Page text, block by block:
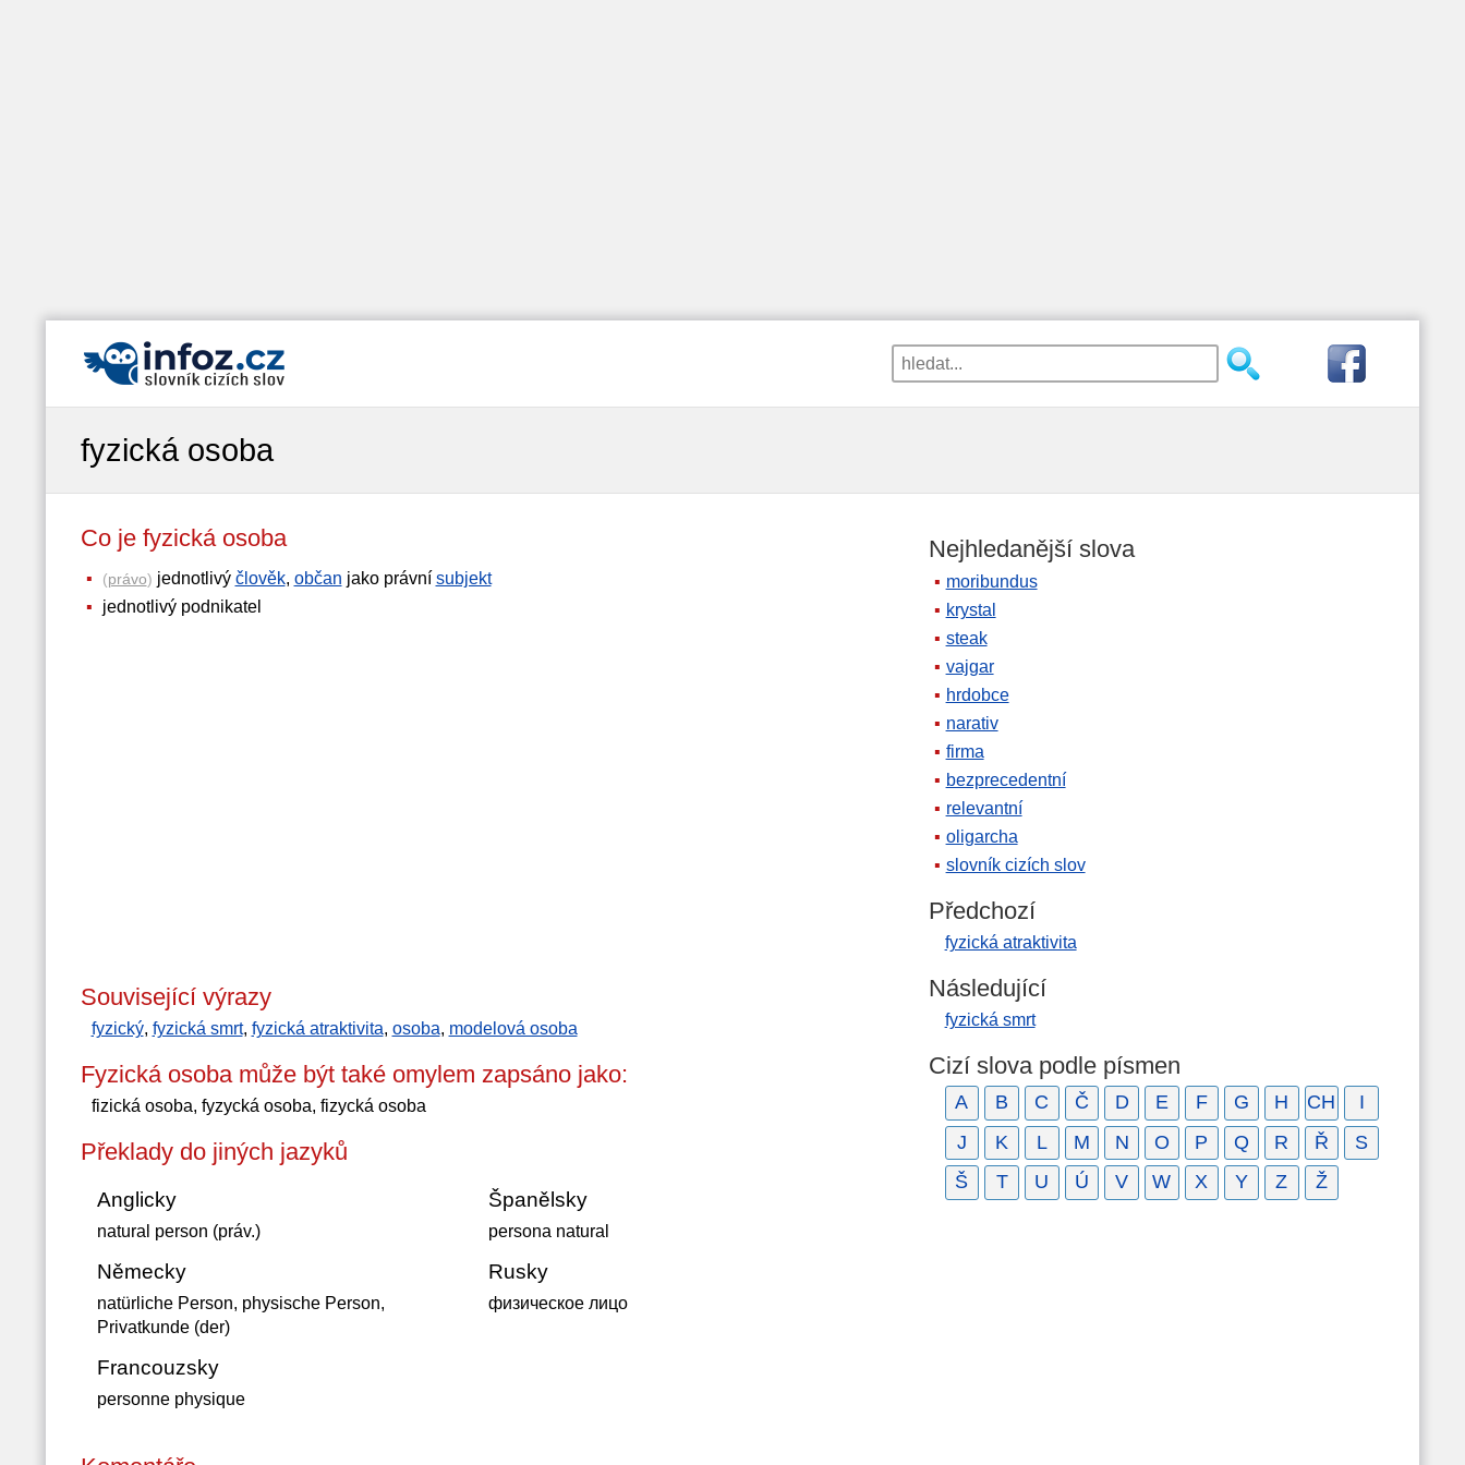
fyzická osoba
Co je fyzická osoba
(právo) jednotlivý člověk, občan jako právní subjekt
jednotlivý podnikatel
Související výrazy
fyzický, fyzická smrt, fyzická atraktivita, osoba, modelová osoba
Fyzická osoba může být také omylem zapsáno jako:
fizická osoba, fyzycká osoba, fizycká osoba
Překlady do jiných jazyků
Anglicky
natural person (práv.)
Německy
natürliche Person, physische Person,
Privatkunde (der)
Francouzsky
personne physique
Španělsky
persona natural
Rusky
физическое лицо
Nejhledanější slova
moribundus
krystal
steak
vajgar
hrdobce
narativ
firma
bezprecedentní
relevantní
oligarcha
slovník cizích slov
Předchozí
fyzická atraktivita
Následující
fyzická smrt
Cizí slova podle písmen
A B C Č D E F G H CH
I
J
K L M N O P Q R Ř
S
Š
T U Ú V W X Y Z Ž